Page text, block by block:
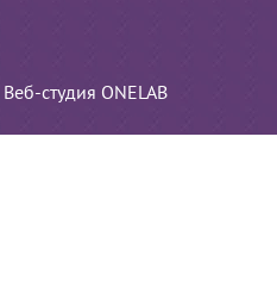
студия ONELAB